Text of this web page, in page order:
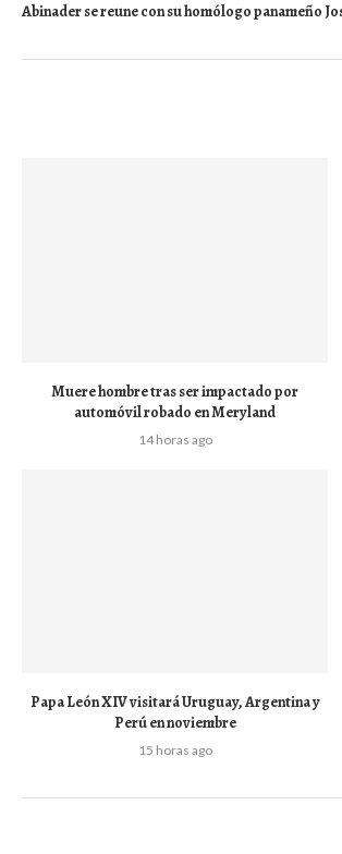
Abinader se reune con su homólogo panameño
Muere hombre tras ser impactado por
automóvil robado en Meryland
14 horas ago
Papa León XIV visitará Uruguay, Argentina y
Perú en noviembre
15 horas ago